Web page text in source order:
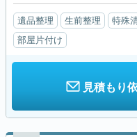
遺品整理 生前整理 特殊
部屋片付け
見積もり